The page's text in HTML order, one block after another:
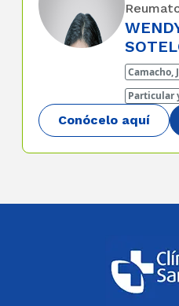
Camacho,
Particular
Conócelo aquí